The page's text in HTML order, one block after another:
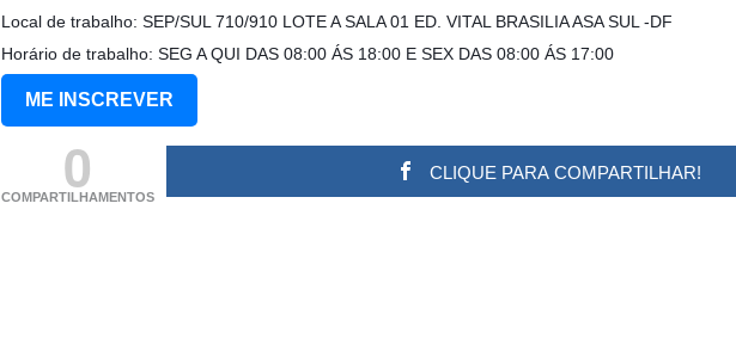
Local de trabalho: SEP/SUL 710/910 LOTE A SALA 01 ED. VITAL BRASILIA ASA SUL -DF
Horário de trabalho: SEG A QUI DAS 08:00 ÁS 18:00 E SEX DAS 08:00 ÁS 17:00
ME INSCREVER
0
COMPARTILHAMENTOS
CLIQUE PARA COMPARTILHAR!